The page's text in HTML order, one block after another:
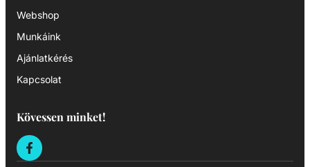
Webshop
Munkáink
Ajánlatkérés
Kapcsolat
Kövessen minket!